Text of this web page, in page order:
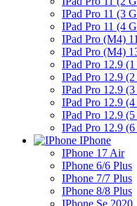
IPad Pro 11 (3
IPad Pro 11 (4
IPad Pro (M4) 11
IPad Pro (M4)
IPad Pro 12.9
IPad Pro 12.9
IPad Pro 12.9
IPad Pro 12.9
IPad Pro 12.9
IPad Pro 12.9
IPhone
IPhone 17 Air
IPhone 6/6 Plus
IPhone 7/7 Plus
IPhone 8/8 Plus
IPhone Se 2020